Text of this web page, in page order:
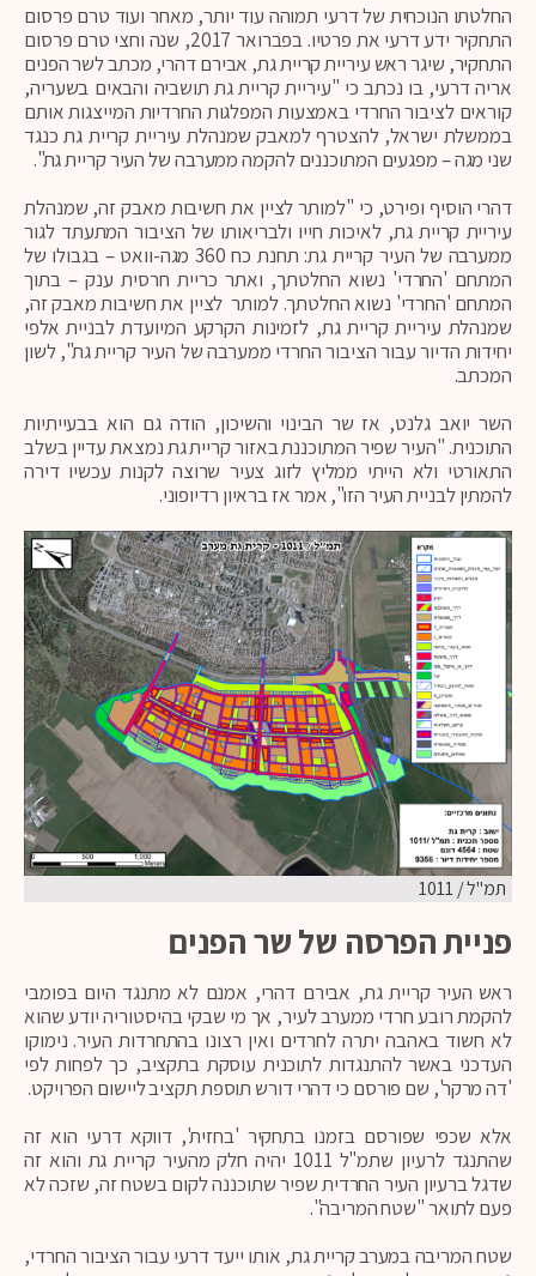
החלטתו הנוכחית של דרעי תמוהה עוד יותר, מאחר ועוד טרם פרסום
התחקיר ידע דרעי את פרטיו. בפברואר 2017, שנה וחצי טרם פרסום
התחקיר, שיגר ראש עיריית קריית גת, אבירם דהרי, מכתב לשר הפנים
אריה דרעי, בו נכתב כי "עיריית קריית גת תושביה והבאים בשעריה,
קוראים לציבור החרדי באמצעות המפלגות החרדיות המייצגות אותם
בממשלת ישראל, להצטרף למאבק שמנהלת עיריית קריית גת כנגד
שני מגה – מפגעים המתוכננים להקמה ממערבה של העיר קריית גת".
דהרי הוסיף ופירט, כי "למותר לציין את חשיבות מאבק זה, שמנהלת
עיריית קריית גת, לאיכות חייו ולבריאותו של הציבור המתעתד לגור
ממערבה של העיר קריית גת: תחנת כח 360 מגה-וואט – בגבולו של
המתחם 'החרדי' נשוא החלטתך, ואתר כריית חרסית ענק – בתוך
המתחם 'החרדי' נשוא החלטתך. למותר לציין את חשיבות מאבק זה,
שמנהלת עיריית קריית גת, לזמינות הקרקע המיועדת לבניית אלפי
יחידות הדיור עבור הציבור החרדי ממערבה של העיר קריית גת", לשון
המכתב.
השר יואב גלנט, אז שר הבינוי והשיכון, הודה גם הוא בבעייתיות
התוכנית. "העיר שפיר המתוכננת באזור קריית גת נמצאת עדיין בשלב
התאורטי ולא הייתי ממליץ לזוג צעיר שרוצה לקנות עכשיו דירה
להמתין לבניית העיר הזו", אמר אז בראיון רדיופוני.
תמ"ל / 1011
פניית הפרסה של שר הפנים
ראש העיר קריית גת, אבירם דהרי, אמנם לא מתנגד היום בפומבי
להקמת רובע חרדי ממערב לעיר, אך מי שבקי בהיסטוריה יודע שהוא
לא חשוד באהבה יתרה לחרדים ואין רצונו בהתחרדות העיר. נימוקו
העדכני באשר להתנגדות לתוכנית עוסקת בתקציב, כך לפחות לפי
'דה מרקר', שם פורסם כי דהרי דורש תוספת תקציב ליישום הפרויקט.
אלא שכפי שפורסם בזמנו בתחקיר 'בחזית', דווקא דרעי הוא זה
שהתנגד לרעיון שתמ"ל 1011 יהיה חלק מהעיר קריית גת והוא זה
שדגל ברעיון העיר החרדית שפיר שתוכננה לקום בשטח זה, שזכה לא
פעם לתואר "שטח המריבה".
שטח המריבה במערב קריית גת, אותו ייעד דרעי עבור הציבור החרדי,